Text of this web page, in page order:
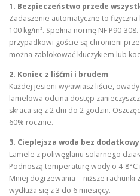
1. Bezpieczeństwo przede
Zadaszenie automatyczne to
100 kg/m². Spełnia normę NF P90-
przypadkowi goście są chronieni
można zablokować kluczykiem lub
2. Koniec z liśćmi i brudem
Każdej jesieni wyławiasz liście,
lamelowa odcina dostęp
skraca się z 2 dni do 2 godzin.
60% rocznie.
3. Cieplejsza woda bez
Lamele z poliwęglanu solarnego
Podnoszą temperaturę wody o 4-
Mniej dogrzewania = niższe rachunki
wydłuża się z 3 do 6 miesięcy.